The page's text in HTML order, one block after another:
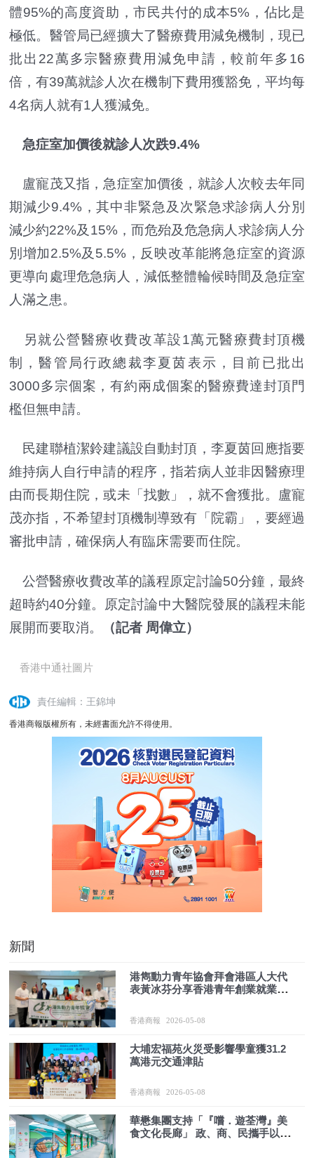
體95%的高度資助，市民共付的成本5%，佔比是
極低。醫管局已經擴大了醫療費用減免機制，現已
批出22萬多宗醫療費用減免申請，較前年多16
倍，有39萬就診人次在機制下費用獲豁免，平均每
4名病人就有1人獲減免。
急症室加價後就診人次跌9.4%
盧寵茂又指，急症室加價後，就診人次較去年同
期減少9.4%，其中非緊急及次緊急求診病人分別
減少約22%及15%，而危殆及危急病人求診病人分
別增加2.5%及5.5%，反映改革能將急症室的資源
更導向處理危急病人，減低整體輪候時間及急症室
人滿之患。
另就公營醫療收費改革設1萬元醫療費封頂機
制，醫管局行政總裁李夏茵表示，目前已批出
3000多宗個案，有約兩成個案的醫療費達封頂門
檻但無申請。
民建聯植潔鈴建議設自動封頂，李夏茵回應指要
維持病人自行申請的程序，指若病人並非因醫療理
由而長期住院，或未「找數」，就不會獲批。盧寵
茂亦指，不希望封頂機制導致有「院霸」，要經過
審批申請，確保病人有臨床需要而住院。
公營醫療收費改革的議程原定討論50分鐘，最終
超時約40分鐘。原定討論中大醫院發展的議程未能
展開而要取消。
（記者 周偉立）
香港中通社圖片
責任編輯：王錦坤
香港商報版權所有，未經書面允許不得使用。
新聞
港雋動力青年協會拜會港區人大代
表黃冰芬分享香港青年創業就業調
香港商報 2026-05-08
大埔宏福苑火災受影響學童獲31.2
萬港元交通津貼
香港商報 2026-05-08
華懋集團支持「『嚐．遊荃灣』美
食文化長廊」 政、商、民攜手以藝